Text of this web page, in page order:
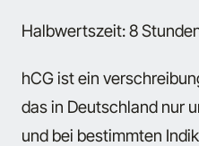
Halbwertszeit: 8
hCG ist ein
das in Deutschland nur
und bei bestimmten